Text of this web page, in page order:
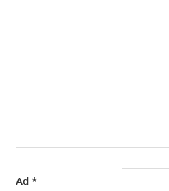
Ad *